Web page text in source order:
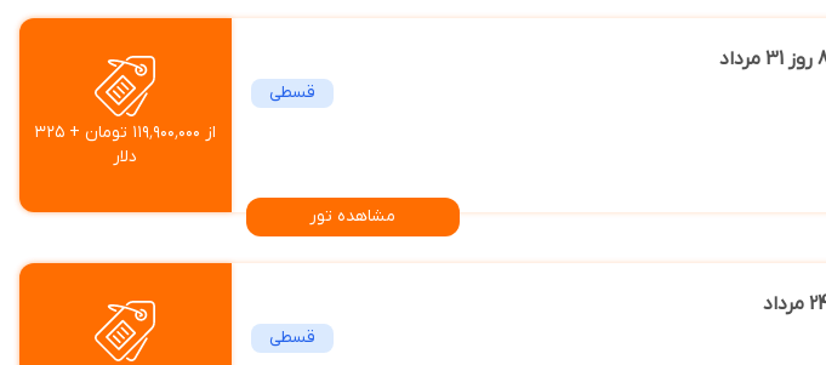
قسطی
مشاهده تور
از ۱۱۹٬۹۰۰٬۰۰۰ تومان + ۳۲۵
دلار
قسطی